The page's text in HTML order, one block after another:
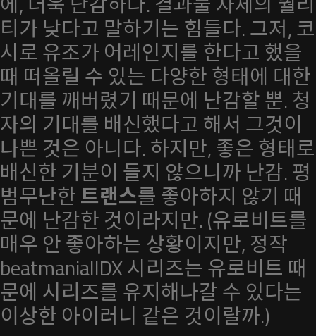
티가 낮다고 말하기는 힘들다. 그저, 코
시로 유조가 어레인지를 한다고 했을
때 떠올릴 수 있는 다양한 형태에 대한
기대를 깨버렸기 때문에 난감할 뿐. 청
자의 기대를 배신했다고 해서 그것이
나쁜 것은 아니다. 하지만, 좋은 형태로
배신한 기분이 들지 않으니까 난감. 평
범무난한트랜스를 좋아하지 않기 때
문에 난감한 것이라지만. (유로비트를
매우 안 좋아하는 상황이지만, 정작
beatmaniaIIDX 시리즈는 유로비트 때
문에 시리즈를 유지해나갈 수 있다는
이상한 아이러니 같은 것이랄까.)